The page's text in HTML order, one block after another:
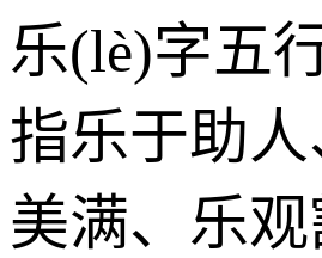
乐(lè)字五
指乐于助
美满、乐观